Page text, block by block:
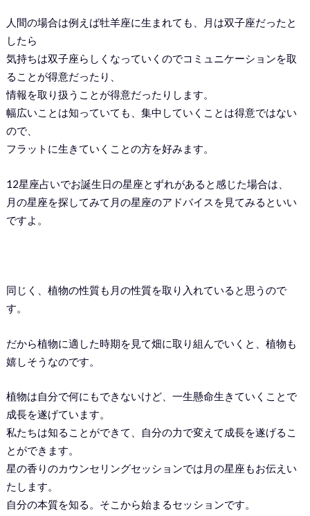
人間の場合は例えば牡羊座に生まれても、月は双子座だったと
したら
気持ちは双子座らしくなっていくのでコミュニケーションを取
ることが得意だったり、
情報を取り扱うことが得意だったりします。
幅広いことは知っていても、集中していくことは得意ではない
ので、
フラットに生きていくことの方を好みます。
12星座占いでお誕生日の星座とずれがあると感じた場合は、
月の星座を探してみて月の星座のアドバイスを見てみるといい
ですよ。
同じく、植物の性質も月の性質を取り入れていると思うので
す。
だから植物に適した時期を見て畑に取り組んでいくと、植物も
嬉しそうなのです。
植物は自分で何にもできないけど、一生懸命生きていくことで
成長を遂げています。
私たちは知ることができて、自分の力で変えて成長を遂げるこ
とができます。
星の香りのカウンセリングセッションでは月の星座もお伝えい
たします。
自分の本質を知る。そこから始まるセッションです。